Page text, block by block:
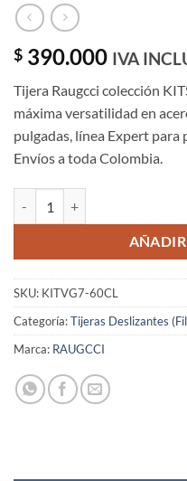
$ 390.000 IVA
Tijera Raugcci colección
máxima versatilidad en
pulgadas, línea Expert para
Envíos a toda Colombia.
SKU: KITVG7-60CL
Categoría:Tijeras Deslizantes
Marca: RAUGCCI